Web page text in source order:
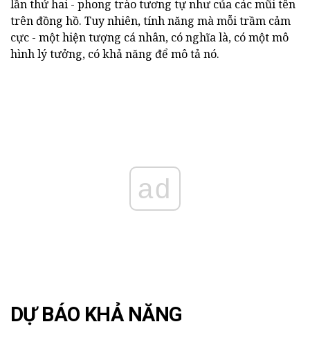
lần thứ hai - phong trào tương tự như của các mũi tên
trên đồng hồ. Tuy nhiên, tính năng mà mỗi trầm cảm
cực - một hiện tượng cá nhân, có nghĩa là, có một mô
hình lý tưởng, có khả năng để mô tả nó.
ad
DỰ BÁO KHẢ NĂNG